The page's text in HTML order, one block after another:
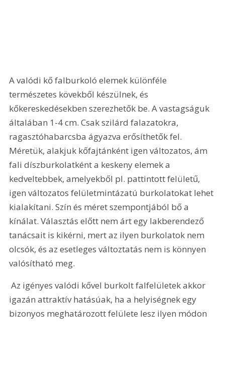
A valódi kő falburkoló elemek különféle
természetes kövekből készülnek, és
kőkereskedésekben szerezhetők be. A vastagságuk
általában 1-4 cm. Csak szilárd falazatokra,
ragasztóhabarcsba ágyazva erősíthetők fel.
Méretük, alakjuk kőfajtánként igen változatos, ám
fali díszburkolatként a keskeny elemek a
kedveltebbek, amelyekből pl. pattintott felületű,
igen változatos felületmintázatú burkolatokat lehet
kialakítani. Szín és méret szempontjából bő a
kínálat. Választás előtt nem árt egy lakberendező
tanácsait is kikérni, mert az ilyen burkolatok nem
olcsók, és az esetleges változtatás nem is könnyen
valósítható meg.
Az igényes valódi kővel burkolt falfelületek akkor
igazán attraktív hatásúak, ha a helyiségnek egy
bizonyos meghatározott felülete lesz ilyen módon